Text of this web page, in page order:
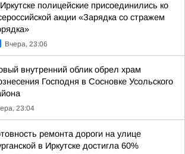
полицейские присоединились ко
акции «Зарядка со стражем
Вчера, 23:06
внутренний облик обрел храм
Господня в Сосновке Усольского
23:04
ремонта дороги на улице
в Иркутске достигла 60%